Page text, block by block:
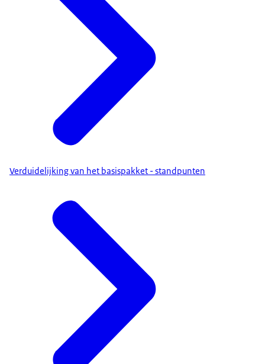
Verduidelijking van het basispakket - standpunten